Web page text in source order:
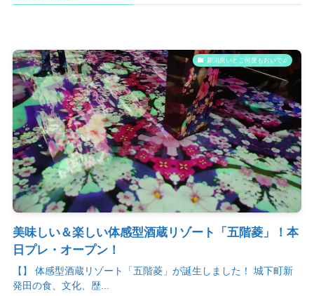
新潟良いとこ何度もおいで♫
美味しい＆楽しい体感型酒蔵リゾート「五階菱」！本
日プレ・オープン！
【】 体感型酒蔵リゾート「五階菱」が誕生しました！ 城下町新
発田の食、文化、歴...